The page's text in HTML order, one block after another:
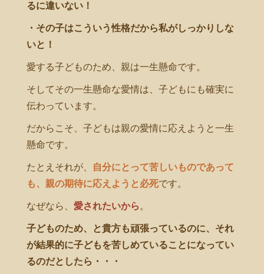
るに違いない！
・その子はこういう性格だから私がしっかりしな
いと！
愛する子どものため、親は一生懸命です。
そしてその一生懸命な愛情は、子どもにも確実に
伝わっています。
だからこそ、子どもは親の愛情に応えようと一生
懸命です。
たとえそれが、
自分にとって苦しいものであって
も、親の期待に応えようと必死です。
なぜなら、 愛されたいから 。
子どものため、と貴方も頑張っているのに、それ
が結果的に子どもを苦しめていることになってい
るのだとしたら・・・